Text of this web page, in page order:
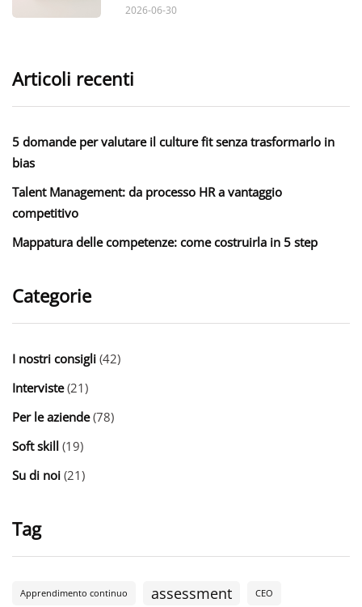
2026-06-30
Articoli recenti
5 domande per valutare il culture fit senza trasformarlo in
bias
Talent Management: da processo HR a vantaggio
competitivo
Mappatura delle competenze: come costruirla in 5 step
Categorie
I nostri consigli (42)
Interviste(21)
Per le aziende(78)
Soft skill (19)
Su di noi (21)
Tag
Apprendimento continuo assessment CEO